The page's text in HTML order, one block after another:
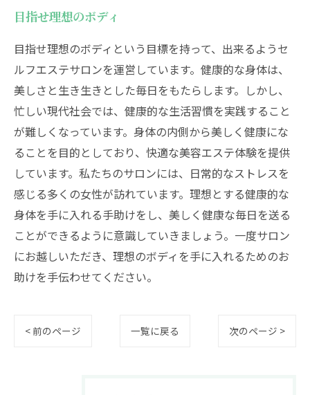
目指せ理想のボディ
目指せ理想のボディという目標を持って、出来るようセ
ルフエステサロンを運営しています。健康的な身体は、
美しさと生き生きとした毎日をもたらします。しかし、
忙しい現代社会では、健康的な生活習慣を実践すること
が難しくなっています。身体の内側から美しく健康にな
ることを目的としており、快適な美容エステ体験を提供
しています。私たちのサロンには、日常的なストレスを
感じる多くの女性が訪れています。理想とする健康的な
身体を手に入れる手助けをし、美しく健康な毎日を送る
ことができるように意識していきましょう。一度サロン
にお越しいただき、理想のボディを手に入れるためのお
助けを手伝わせてください。
< 前のページ 一覧に戻る 次のページ >